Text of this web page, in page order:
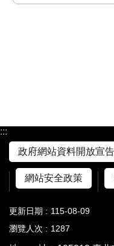
:::
政府網站資料開放宣告
網站安全政策
更新日期
115-08-09
瀏覽人次
1287